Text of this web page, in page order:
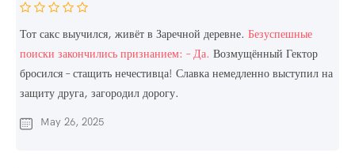
Тот сакс выучился, живёт в Заречной деревне. Безуспешные
поиски закончились признанием: – Да. Возмущённый Гектор
бросился – стащить нечестивца! Славка немедленно выступил на
защиту друга, загородил дорогу.
May 26, 2025